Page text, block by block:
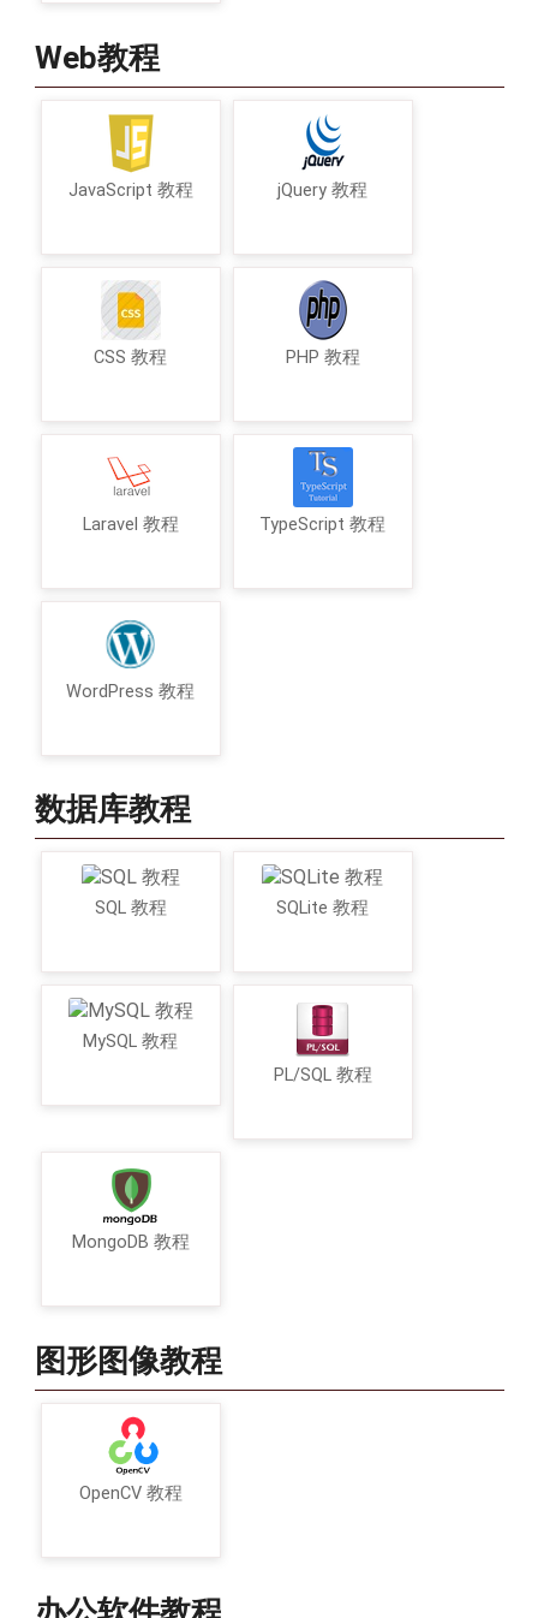
Web教程
JavaScript 教程 jQuery 教程
CSS 教程 PHP 教程
Laravel 教程 TypeScript 教程
WordPress 教程
数据库教程
SQL 教程 SQLite 教程
MySQL 教程
PL/SQL 教程
MongoDB 教程
图形图像教程
OpenCV 教程